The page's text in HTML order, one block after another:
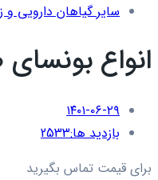
سایر گیاهان دارویی و
انواع
۱۴۰۱-۰۶-۲۹
بازدید ها:2533
برای قیمت تماس بگیرید